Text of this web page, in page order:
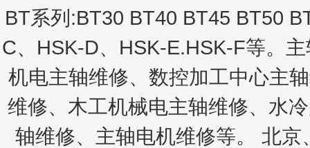
BT系列:BT30 BT40 BT45 BT50
C、HSK-D、HSK-E.HSK-F等。
机电主轴维修、数控加工中心主
维修、木工机械电主轴维修、水
轴维修、主轴电机维修等。 北